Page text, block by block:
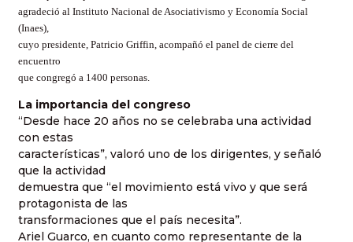
agradeció al Instituto Nacional de Asociativismo y Economía Social
(Inaes),
cuyo presidente, Patricio Griffin, acompañó el panel de cierre del
encuentro
que congregó a 1400 personas.
La importancia del congreso
“Desde hace 20 años no se celebraba una actividad
con estas
características”, valoró uno de los dirigentes, y señaló
que la actividad
demuestra que “el movimiento está vivo y que será
protagonista de las
transformaciones que el país necesita”.
Ariel Guarco, en cuanto como representante de la